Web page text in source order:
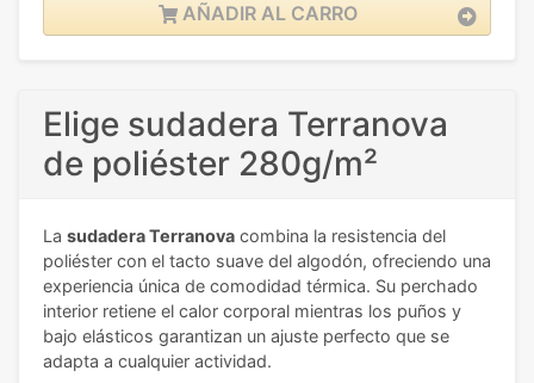
AÑADIR AL CARRO
Elige sudadera Terranova
de poliéster 280g/m²
La sudadera Terranova combina la resistencia del
poliéster con el tacto suave del algodón, ofreciendo una
experiencia única de comodidad térmica. Su perchado
interior retiene el calor corporal mientras los puños y
bajo elásticos garantizan un ajuste perfecto que se
adapta a cualquier actividad.